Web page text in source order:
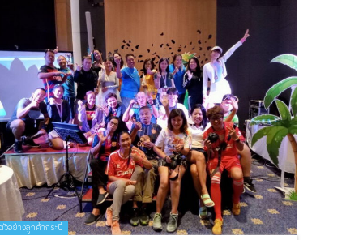
ตัวอย่างลูกค้ากระบี่